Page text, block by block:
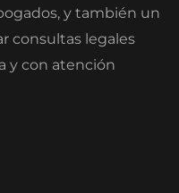
y también un
consultas legales
y con atención